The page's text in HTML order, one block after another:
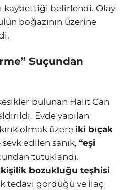
kaybettiği belirlendi. Olay
boğazının üzerine
Suçundan
bulunan Halit Can
Evde yapılan
olmak üzere iki bıçak
edilen sanık, “eşi
tutuklandı.
kişilik bozukluğu teşhisi
tedavi gördüğü ve ilaç